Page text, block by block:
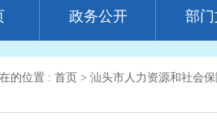
政务公开 部
的位置 : 首页 > 汕头市人力资源和社会保